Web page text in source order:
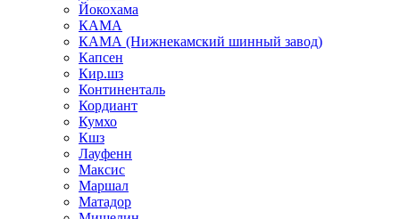
Йокохама
КАМА
КАМА (Нижнекамский шинный завод)
Капсен
Кир.шз
Континенталь
Кордиант
Кумхо
Кшз
Лауфенн
Максис
Маршал
Матадор